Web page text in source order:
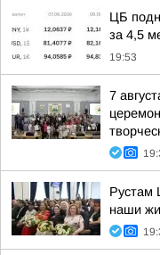
ЦБ
за 4,5
19:53
7
Рустам
наши